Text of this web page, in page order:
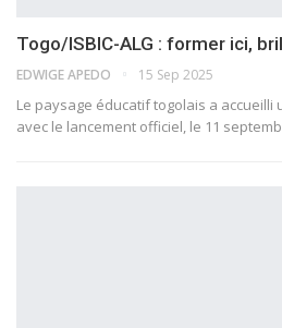
Togo/ISBIC-ALG : former ici,
EDWIGE APEDO 15 Sep 2025
Le paysage éducatif togolais a
avec le lancement officiel, le 11